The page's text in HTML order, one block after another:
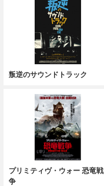
叛逆のサウンドトラック
プリミティヴ・ウォー 恐竜戦
争